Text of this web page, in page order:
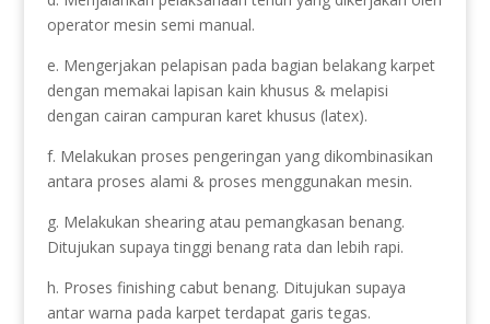
operator mesin semi manual.
e. Mengerjakan pelapisan pada bagian belakang karpet
dengan memakai lapisan kain khusus & melapisi
dengan cairan campuran karet khusus (latex).
f. Melakukan proses pengeringan yang dikombinasikan
antara proses alami & proses menggunakan mesin.
g. Melakukan shearing atau pemangkasan benang.
Ditujukan supaya tinggi benang rata dan lebih rapi.
h. Proses finishing cabut benang. Ditujukan supaya
antar warna pada karpet terdapat garis tegas.